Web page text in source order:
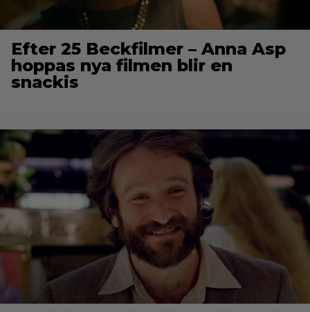
Efter 25 Beckfilmer – Anna Asp
hoppas nya filmen blir en
snackis